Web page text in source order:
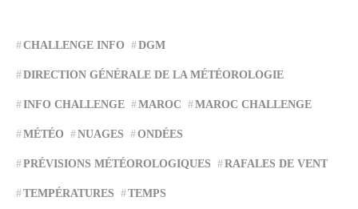
CHALLENGE INFO DGM
DIRECTION GÉNÉRALE DE LA MÉTÉOROLOGIE
INFO CHALLENGE MAROC MAROC CHALLENGE
MÉTÉO NUAGES ONDÉES
PRÉVISIONS MÉTÉOROLOGIQUES RAFALES DE VENT
TEMPÉRATURES TEMPS